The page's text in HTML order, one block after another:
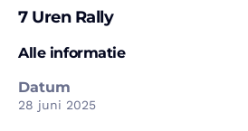
7 Uren Rally
Alle informatie
Datum
28 juni 2025